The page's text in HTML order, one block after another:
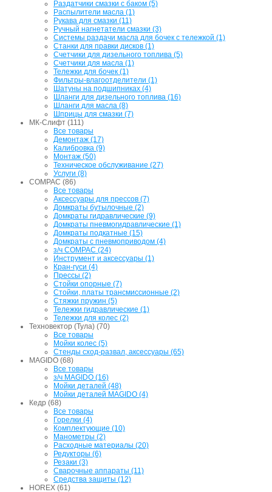
Раздатчики смазки с баком (5)
Распылители масла (1)
Рукава для смазки (11)
Ручный нагнетатели смазки (3)
Системы раздачи масла для бочек с тележкой (1)
Станки для правки дисков (1)
Счетчики для дизельного топлива (5)
Счетчики для масла (1)
Тележки для бочек (1)
Фильтры-влагоотделители (1)
Шатуны на подшипниках (4)
Шланги для дизельного топлива (16)
Шланги для масла (8)
Шприцы для смазки (7)
МК-Слифт (111)
Все товары
Демонтаж (17)
Калибровка (9)
Монтаж (50)
Техническое обслуживание (27)
Услуги (8)
COMPAC (86)
Все товары
Аксессуары для прессов (7)
Домкраты бутылочные (2)
Домкраты гидравлические (9)
Домкраты пневмогидравлические (1)
Домкраты подкатные (15)
Домкраты с пневмоприводом (4)
з/ч COMPAC (24)
Инструмент и аксессуары (1)
Кран-гуси (4)
Прессы (2)
Стойки опорные (7)
Стойки, платы трансмиссионные (2)
Стяжки пружин (5)
Тележки гидравлические (1)
Тележки для колес (2)
Техновектор (Тула) (70)
Все товары
Мойки колес (5)
Стенды сход-развал, аксессуары (65)
MAGIDO (68)
Все товары
з/ч MAGIDO (16)
Мойки деталей (48)
Мойки деталей MAGIDO (4)
Кедр (68)
Все товары
Горелки (4)
Комплектующие (10)
Манометры (2)
Расходные материалы (20)
Редукторы (6)
Резаки (3)
Сварочные аппараты (11)
Средства защиты (12)
HOREX (61)